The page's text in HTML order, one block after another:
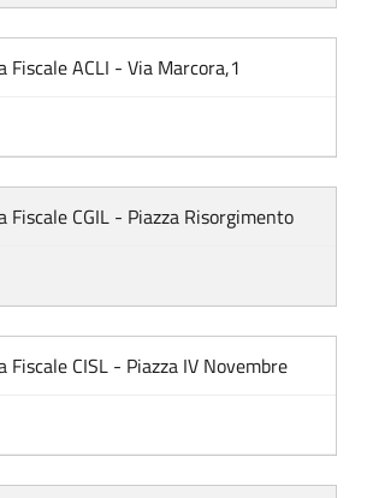
Fiscale ACLI - Via Marcora,1
Fiscale CGIL - Piazza Risorgimento
Fiscale CISL - Piazza IV Novembre